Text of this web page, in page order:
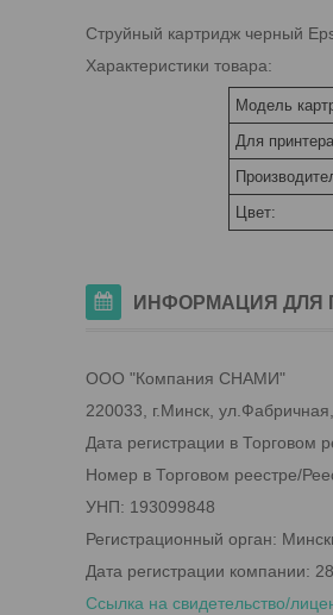
Струйный картридж черный
Характеристики товара:
Модель
Для
Цвет:
ИНФОРМАЦИЯ ДЛЯ
ООО "Компания СНАМИ"
220033, г.Минск,
Дата регистрации в Торговом
Номер в Торговом реестре/
УНП: 193099848
Регистрационный орган:
Дата регистрации компании:
Ссылка на свидетельство/